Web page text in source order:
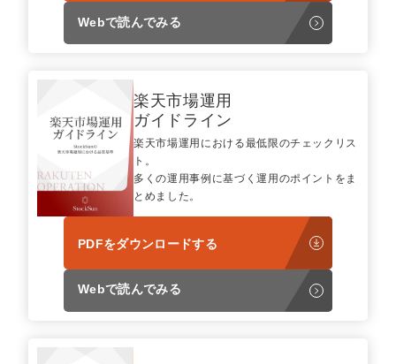
Webで読んでみる
楽天市場運用
ガイドライン
楽天市場運用における最低限のチェックリス
ト。
多くの運用事例に基づく運用のポイントをま
とめました。
PDFをダウンロードする
Webで読んでみる